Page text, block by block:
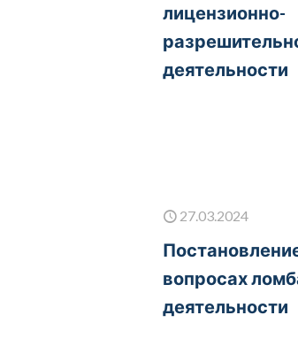
лицензионно-
деятельности
27.03.2024
вопросах
деятельности